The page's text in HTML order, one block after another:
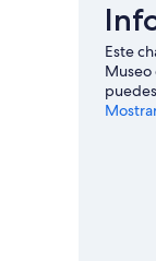
Este
Museo